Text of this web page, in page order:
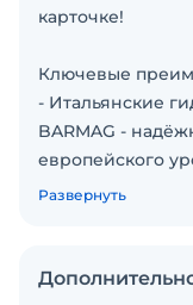
карточке!
Ключевые
- Итальянские
BARMAG -
европейского
- Электронная
- Минимальный
Развернуть